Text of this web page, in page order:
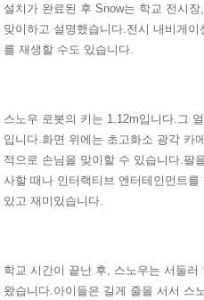
설치가 완료된 후 Snow는 학교 전시
맞이하고 설명했습니다.전시 내비게
를 재생할 수도 있습니다.
스노우 로봇의 키는 1.12m입니다.그
입니다.화면 위에는 초고화소 광각 카
적으로 손님을 맞이할 수 있습니다.팔
사할 때나 인터랙티브 엔터테인먼트
있고 재미있습니다.
학교 시간이 끝난 후, 스노우는 서둘
왔습니다.아이들은 길게 줄을 서서 스